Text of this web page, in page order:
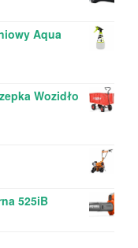
Aqua
Wozidło
525iB